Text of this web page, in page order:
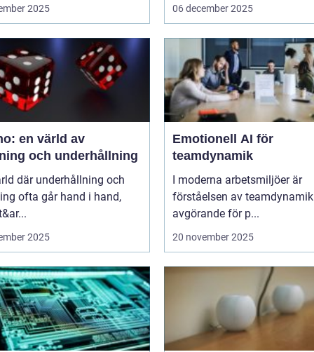
2025 06 december 2025
en värld av
och underhållning
där underhållning och
ofta går hand i hand,
2025
Emotionell AI för
teamdynamik
I moderna arbetsmiljöer är
förståelsen av teamdynamik
avgörande för p...
20 november 2025